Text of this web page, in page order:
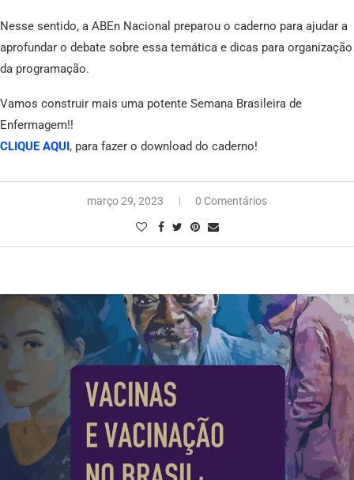
Nesse sentido, a ABEn Nacional preparou o caderno para ajudar a
aprofundar o debate sobre essa temática e dicas para organização
da programação.
Vamos construir mais uma potente Semana Brasileira de
Enfermagem!!
CLIQUE AQUI , para fazer o download do caderno!
março 29, 2023 0 Comentários